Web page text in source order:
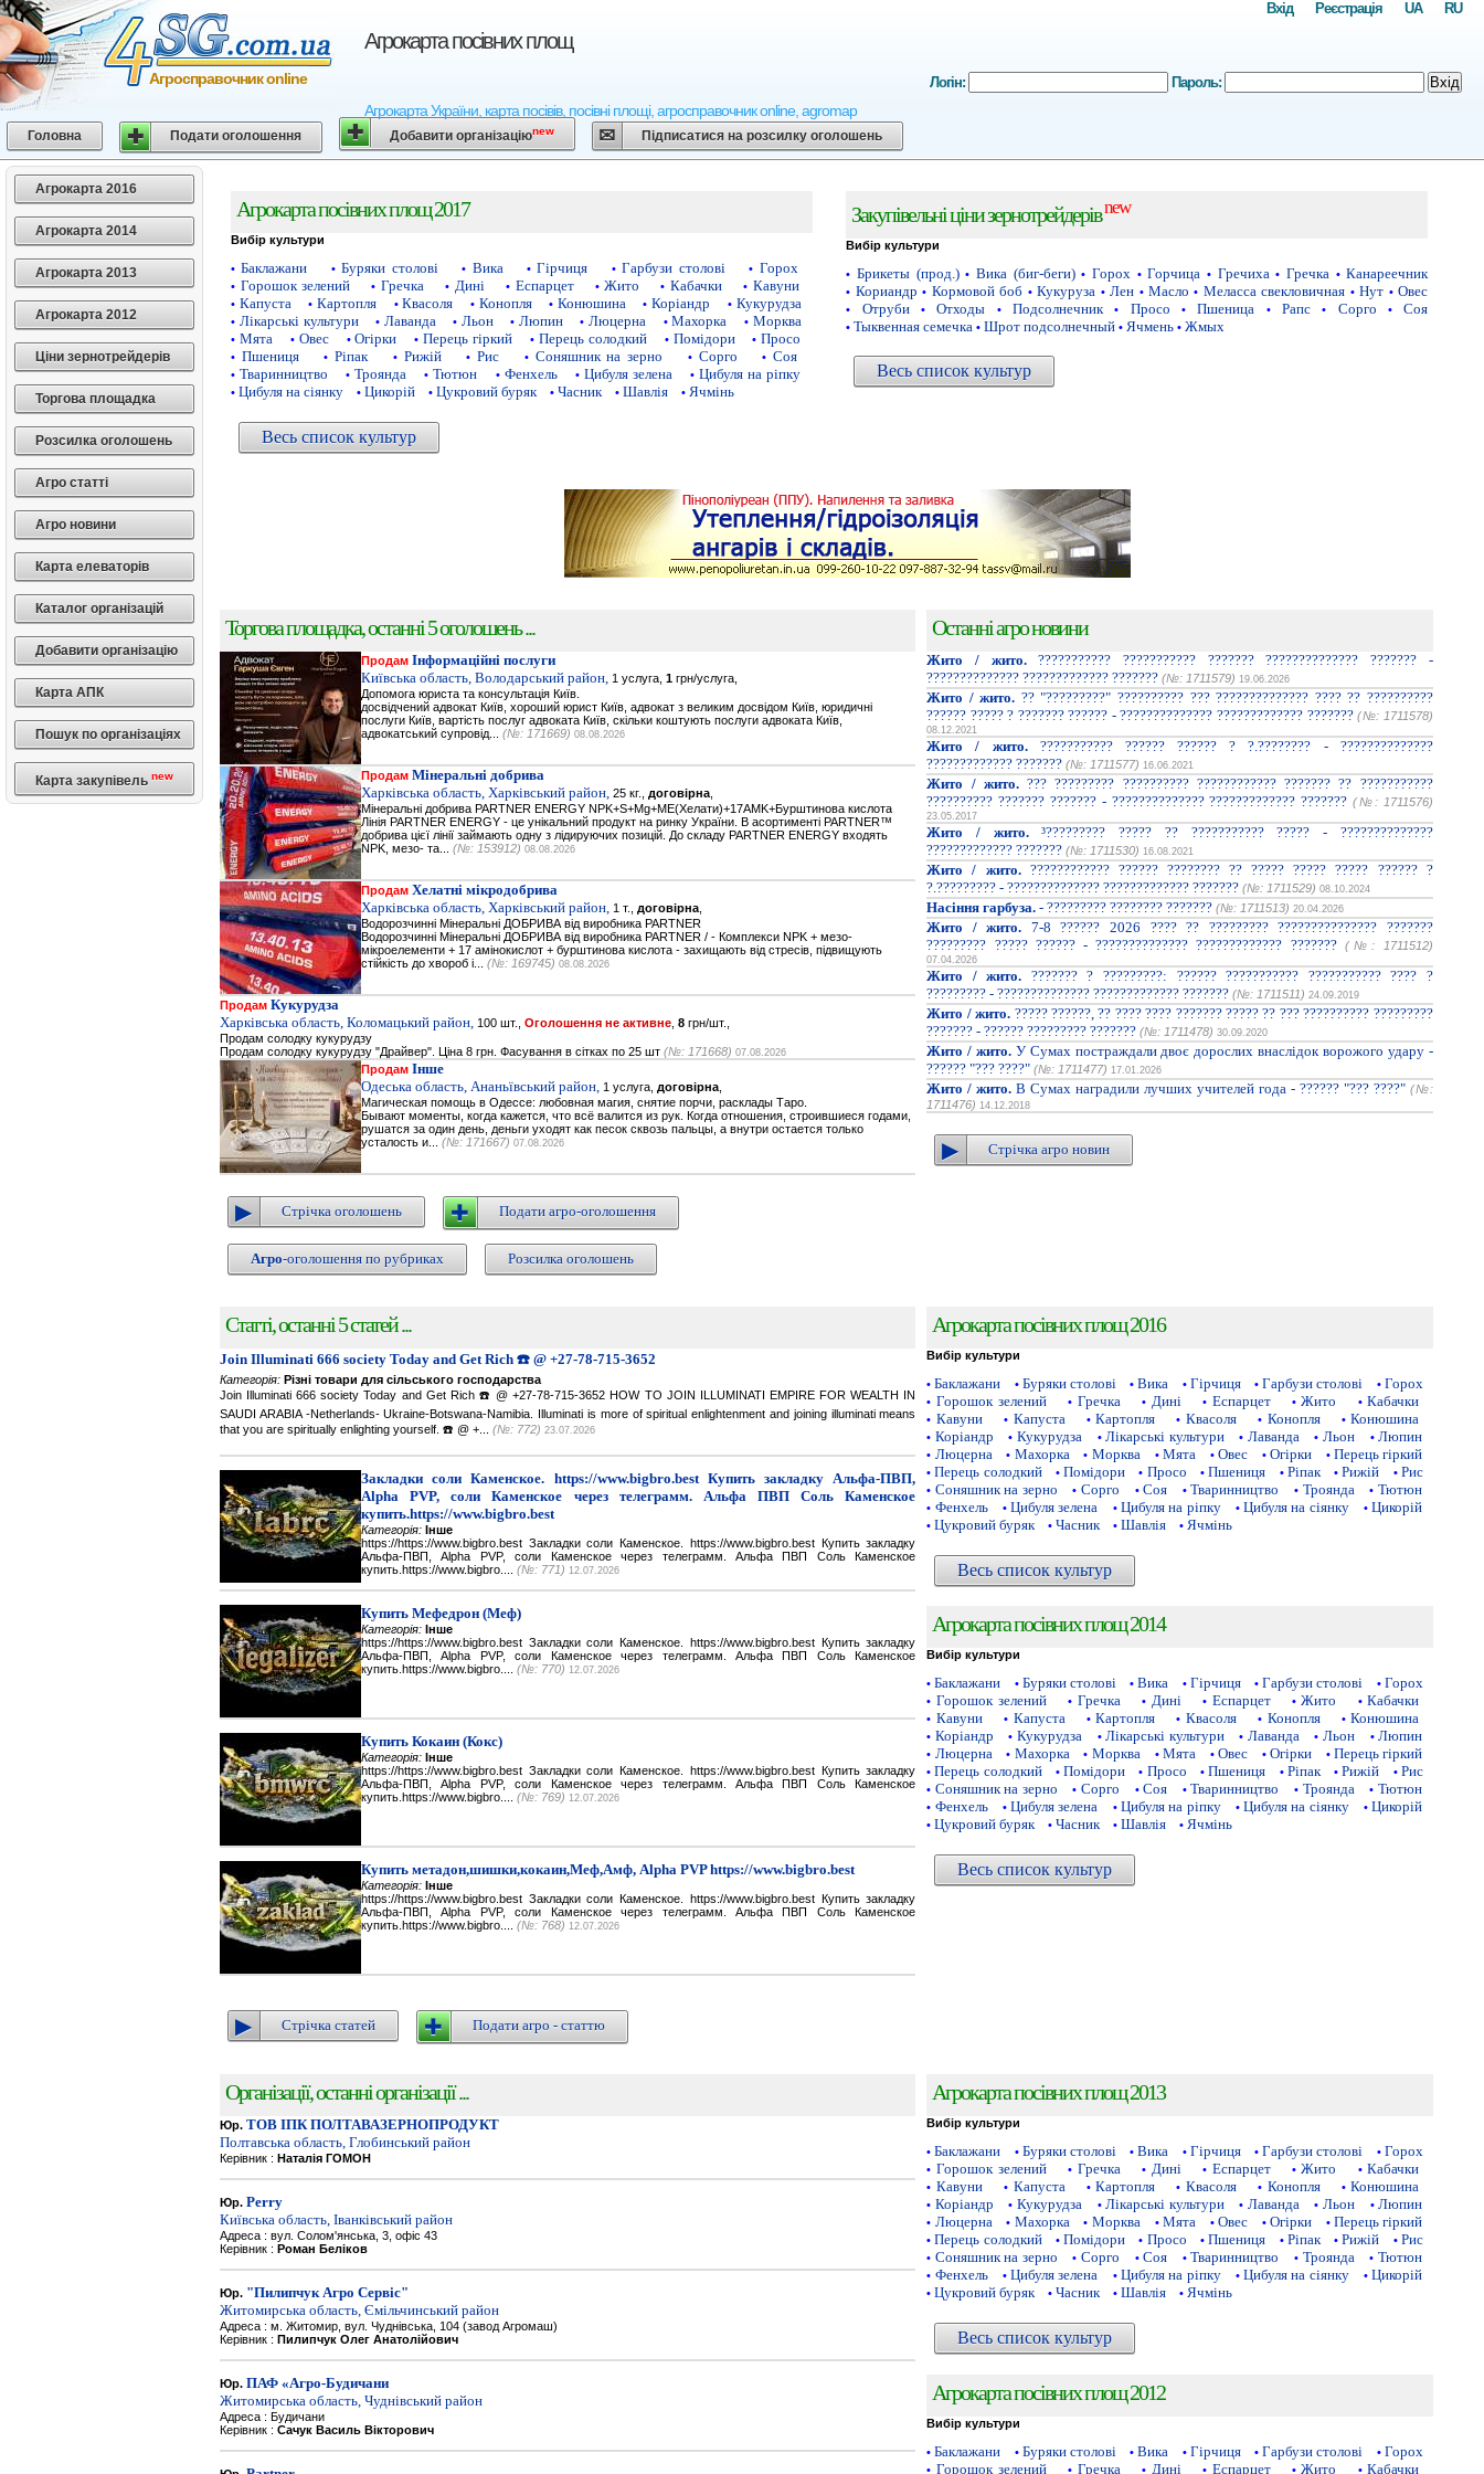
Агрокарта посівних площ
Агрокарта України, карта посівів, посівні площі, агросправочник online, agromap
Агросправочник online
RU
UA
Реєстрація
Вхід
Логін: Пароль: Вхід
Головна Подати оголошення Добавити організаціюnew Підписатися на розсилку оголошень
Агрокарта 2016
Агрокарта 2014
Агрокарта 2013
Агрокарта 2012
Ціни зернотрейдерів
Торгова площадка
Розсилка оголошень
Агро статті
Агро новини
Карта елеваторів
Каталог організацій
Добавити організацію
Карта АПК
Пошук по організаціях
Карта закупівель new
Агрокарта посівних площ 2017
Вибір культури
• Баклажани • Буряки столові • Вика • Гірчиця • Гарбузи столові • Горох
• Горошок зелений • Гречка • Дині • Еспарцет • Жито • Кабачки • Кавуни
• Капуста • Картопля • Квасоля • Конопля • Конюшина • Коріандр • Кукурудза
• Лікарські культури • Лаванда • Льон • Люпин • Люцерна • Махорка • Морква
• Мята • Овес • Огірки • Перець гіркий • Перець солодкий • Помідори • Просо
• Пшениця • Ріпак • Рижій • Рис • Соняшник на зерно • Сорго • Соя
• Тваринництво • Троянда • Тютюн • Фенхель • Цибуля зелена • Цибуля на ріпку
• Цибуля на сіянку • Цикорій • Цукровий буряк • Часник • Шавлія • Ячмінь
Весь список культур
Закупівельні ціни зернотрейдерівnew
Вибір культури
• Брикеты (прод.) • Вика (биг-беги) • Горох • Горчица • Гречиха • Гречка • Канареечник
• Кориандр • Кормовой боб • Кукуруза • Лен • Масло • Меласса свекловичная • Нут • Овес
• Отруби • Отходы • Подсолнечник • Просо • Пшеница • Рапс • Сорго • Соя
• Тыквенная семечка • Шрот подсолнечный • Ячмень • Жмых
Весь список культур
Торгова площадка, останні 5 оголошень ...
Продам Інформаційні послуги
Київська область, Володарський район, 1 услуга, 1 грн/услуга,
Допомога юриста та консультація Київ.
досвідчений адвокат Київ, хороший юрист Київ, адвокат з великим досвідом Київ, юридичні
послуги Київ, вартість послуг адвоката Київ, скільки коштують послуги адвоката Київ,
адвокатський супровід... (№: 171669) 08.08.2026
Продам Мінеральні добрива
Харківська область, Харківський район, 25 кг., договірна
Мінеральні добрива PARTNER ENERGY NPK+S+Mg+ME(Хелати)+17AMK+Бурштинова кислота
Лінія PARTNER ENERGY - це унікальний продукт на ринку України. В асортименті PARTNER™
добрива цієї лінії займають одну з лідируючих позицій. До складу PARTNER ENERGY входять
NPK, мезо- та... (№: 153912) 08.08.2026
Продам Хелатні мікродобрива
Харківська область, Харківський район, 1 т., договірна
Водорозчинні Мiнеральнi ДОБРИВА від виробника PARTNER
Водорозчинні Мiнеральнi ДОБРИВА від виробника PARTNER / - Комплекси NPK + мезо-
мікроелементи + 17 амінокислот + бурштинова кислота - захищають від стресів, підвищують
стійкість до хвороб і... (№: 169745) 08.08.2026
Продам Кукурудза
Харківська область, Коломацький район, 100 шт., Оголошення не активне 8 грн/шт.,
Продам солодку кукурудзу
Продам солодку кукурудзу "Драйвер". Ціна 8 грн. Фасування в сітках по 25 шт (№: 171668) 07.08.2026
Продам Інше
Одеська область, Ананьївський район, 1 услуга, договірна
Магическая помощь в Одессе: любовная магия, снятие порчи, расклады Таро.
Бывают моменты, когда кажется, что всё валится из рук. Когда отношения, строившиеся годами,
рушатся за один день, деньги уходят как песок сквозь пальцы, а внутри остается только
усталость и... (№: 171667) 07.08.2026
Стрічка оголошень Подати агро-оголошення
Агро-оголошення по рубриках Розсилка оголошень
Останні агро новини
Жито / жито.??????????? ??????????? ??????? ?????????????? ??????? -
?????????????? ????????????? ??????? (№: 1711579) 19.06.2026
Жито / жито. ?? "?????????" ?????????? ??? ?????????????? ???? ?? ??????????
?????? ????? ? ??????? ?????? - ?????????????? ????????????? ??????? (№: 1711578)
08.12.2021
Жито / жито.??????????? ?????? ?????? ? ?.???????? - ??????????????
????????????? ??????? (№: 1711577) 16.06.2021
Жито / жито.??? ????????? ?????????? ???????????? ??????? ?? ???????????
?????????? ??????? ??????? - ?????????????? ????????????? ??????? (№: 1711576)
23.05.2017
Жито / жито.³????????? ????? ?? ??????????? ????? - ??????????????
????????????? ??????? (№: 1711530) 16.08.2021
Жито / жито.???????????? ?????? ???????? ?? ????? ????? ????? ?????? ?
?.????????? - ?????????????? ????????????? ??????? (№: 1711529) 08.10.2024
Насіння гарбуза. - ????????? ???????? ??????? (№: 1711513) 20.04.2026
Жито / жито. 7-8 ?????? 2026 ???? ?? ????????? ??????????????? ???????
????????? ????? ?????? - ?????????????? ????????????? ???????
(№: 1711512)
07.04.2026
Жито / жито. ??????? ? ?????????: ?????? ??????????? ??????????? ???? ?
????????? - ?????????????? ????????????? ??????? (№: 1711511) 24.09.2019
Жито / жито. ????? ??????, ?? ???? ???? ??????? ????? ?? ??? ?????????? ?????????
??????? - ?????? ????????? ??????? (№: 1711478) 30.09.2020
Жито / жито. У Сумах постраждали двоє дорослих внаслідок ворожого удару -
?????? "??? ????" (№: 1711477) 17.01.2026
Жито / жито. В Сумах наградили лучших учителей года - ?????? "??? ????" (№:
1711476) 14.12.2018
Стрічка агро новин
Статті, останні 5 статей ...
Join Illuminati 666 society Today and Get Rich ☎️ @ +27-78-715-3652
Категорія: Різні товари для сільського господарства
Join Illuminati 666 society Today and Get Rich ☎️ @ +27-78-715-3652 HOW TO JOIN ILLUMINATI EMPIRE FOR WEALTH IN
SAUDI ARABIA -Netherlands- Ukraine-Botswana-Namibia. Illuminati is more of spiritual enlightenment and joining illuminati means
that you are spiritually enlighting yourself. ☎️ @ +... (№: 772) 23.07.2026
Закладки соли Каменское. https://www.bigbro.best Купить закладку Альфа-ПВП,
Alpha PVP, соли Каменское через телеграмм. Альфа ПВП Соль Каменское
купить.https://www.bigbro.best
Категорія: Інше
https://https://www.bigbro.best Закладки соли Каменское. https://www.bigbro.best Купить закладку
Альфа-ПВП, Alpha PVP, соли Каменское через телеграмм. Альфа ПВП Соль Каменское
купить.https://www.bigbro.... (№: 771) 12.07.2026
Купить Мефедрон (Меф)
Категорія: Інше
https://https://www.bigbro.best Закладки соли Каменское. https://www.bigbro.best Купить закладку
Альфа-ПВП, Alpha PVP, соли Каменское через телеграмм. Альфа ПВП Соль Каменское
купить.https://www.bigbro.... (№: 770) 12.07.2026
Купить Кокаин (Кокс)
Категорія: Інше
https://https://www.bigbro.best Закладки соли Каменское. https://www.bigbro.best Купить закладку
Альфа-ПВП, Alpha PVP, соли Каменское через телеграмм. Альфа ПВП Соль Каменское
купить.https://www.bigbro.... (№: 769) 12.07.2026
Купить метадон,шишки,кокаин,Меф,Амф, Alpha PVP https://www.bigbro.best
Категорія: Інше
https://https://www.bigbro.best Закладки соли Каменское. https://www.bigbro.best Купить закладку
Альфа-ПВП, Alpha PVP, соли Каменское через телеграмм. Альфа ПВП Соль Каменское
купить.https://www.bigbro.... (№: 768) 12.07.2026
Стрічка статей Подати агро - статтю
Агрокарта посівних площ 2016
Вибір культури
• Баклажани • Буряки столові • Вика • Гірчиця • Гарбузи столові • Горох
• Горошок зелений • Гречка • Дині • Еспарцет • Жито • Кабачки
• Кавуни • Капуста • Картопля • Квасоля • Конопля • Конюшина
• Коріандр • Кукурудза • Лікарські культури • Лаванда • Льон • Люпин
• Люцерна • Махорка • Морква • Мята • Овес • Огірки • Перець гіркий
• Перець солодкий • Помідори • Просо • Пшениця • Ріпак • Рижій • Рис
• Соняшник на зерно • Сорго • Соя • Тваринництво • Троянда • Тютюн
• Фенхель • Цибуля зелена • Цибуля на ріпку • Цибуля на сіянку • Цикорій
• Цукровий буряк • Часник • Шавлія • Ячмінь
Весь список культур
Агрокарта посівних площ 2014
Вибір культури
• Баклажани • Буряки столові • Вика • Гірчиця • Гарбузи столові • Горох
• Горошок зелений • Гречка • Дині • Еспарцет • Жито • Кабачки
• Кавуни • Капуста • Картопля • Квасоля • Конопля • Конюшина
• Коріандр • Кукурудза • Лікарські культури • Лаванда • Льон • Люпин
• Люцерна • Махорка • Морква • Мята • Овес • Огірки • Перець гіркий
• Перець солодкий • Помідори • Просо • Пшениця • Ріпак • Рижій • Рис
• Соняшник на зерно • Сорго • Соя • Тваринництво • Троянда • Тютюн
• Фенхель • Цибуля зелена • Цибуля на ріпку • Цибуля на сіянку • Цикорій
• Цукровий буряк • Часник • Шавлія • Ячмінь
Весь список культур
Організації, останні організації ...
Юр. ТОВ ІПК ПОЛТАВАЗЕРНОПРОДУКТ
Полтавська область, Глобинський район
Керівник : Наталія ГОМОН
Юр. Perry
Київська область, Іванківський район
Адреса : вул. Солом'янська, 3, офіс 43
Керівник : Роман Беліков
Юр. "Пилипчук Агро Сервіс"
Житомирська область, Ємільчинський район
Адреса : м. Житомир, вул. Чуднівська, 104 (завод Агромаш)
Керівник : Пилипчук Олег Анатолійович
Юр. ПАФ «Агро-Будичани
Житомирська область, Чуднівський район
Адреса : Будичани
Керівник : Сачук Василь Вікторович
Агрокарта посівних площ 2013
Вибір культури
• Баклажани • Буряки столові • Вика • Гірчиця • Гарбузи столові • Горох
• Горошок зелений • Гречка • Дині • Еспарцет • Жито • Кабачки
• Кавуни • Капуста • Картопля • Квасоля • Конопля • Конюшина
• Коріандр • Кукурудза • Лікарські культури • Лаванда • Льон • Люпин
• Люцерна • Махорка • Морква • Мята • Овес • Огірки • Перець гіркий
• Перець солодкий • Помідори • Просо • Пшениця • Ріпак • Рижій • Рис
• Соняшник на зерно • Сорго • Соя • Тваринництво • Троянда • Тютюн
• Фенхель • Цибуля зелена • Цибуля на ріпку • Цибуля на сіянку • Цикорій
• Цукровий буряк • Часник • Шавлія • Ячмінь
Весь список культур
Агрокарта посівних площ 2012
Вибір культури
• Баклажани • Буряки столові • Вика • Гірчиця • Гарбузи столові • Горох
• Горошок зелений • Гречка • Дині • Еспарцет • Жито • Кабачки